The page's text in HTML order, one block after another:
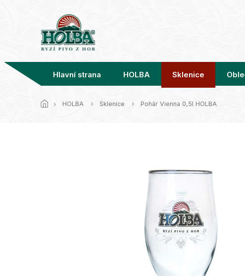
Hlavní strana HOLBA Sklenice
HOLBA Sklenice Pohár Vienna 0,5l HOLBA